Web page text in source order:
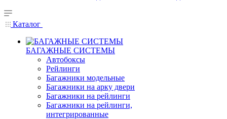
Каталог
БАГАЖНЫЕ СИСТЕМЫ
Автобоксы
Рейлинги
Багажники модельные
Багажники на арку двери
Багажники на рейлинги
Багажники на рейлинги,
интегрированные